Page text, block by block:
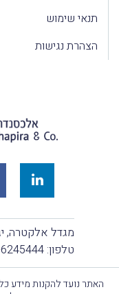
תנאי שימוש
הצהרת נגישות
מגדל אלקטרה, יגאל אלון 98,
טלפון:
האתר נועד להקנות מידע